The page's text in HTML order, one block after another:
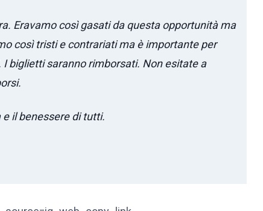
Eravamo così gasati da questa opportunità ma
così tristi e contrariati ma è importante per
biglietti saranno rimborsati. Non esitate a
il benessere di tutti.